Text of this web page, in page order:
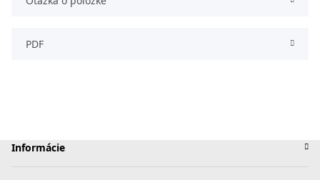
PDF
Informácie